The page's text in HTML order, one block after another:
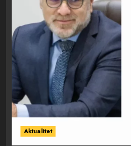
Aktualitet